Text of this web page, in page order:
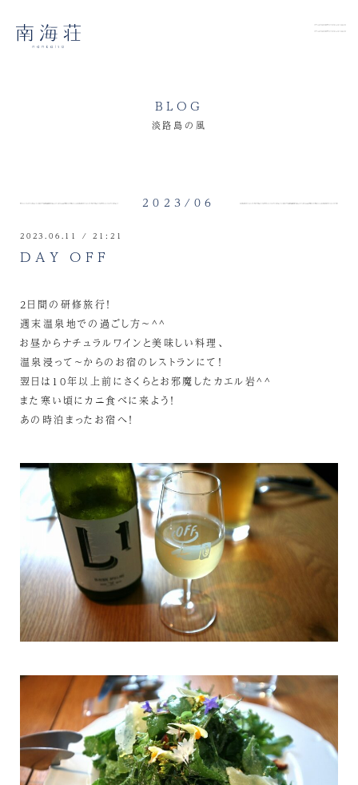
BLOG
淡路島の風
2023/06
2023.06.11 / 21:21
DAY OFF
2日間の研修旅行！
週末温泉地での過ごし方～^^
お昼からナチュラルワインと美味しい料理、
温泉浸って～からのお宿のレストランにて！
翌日は10年以上前にさくらとお邪魔したカエル岩^^
また寒い頃にカニ食べに来よう！
あの時泊まったお宿へ！